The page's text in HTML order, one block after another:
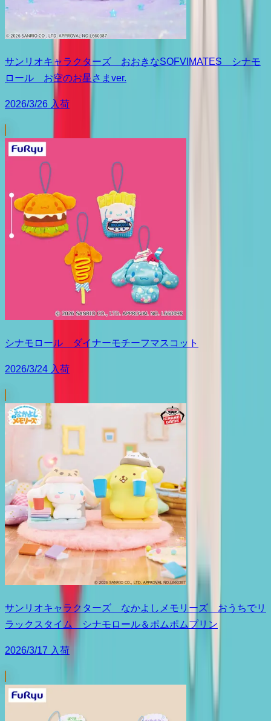
サンリオキャラクターズ おおきなSOFVIMATES シナモ
ロール お空のお星さまver.
2026/3/26 入荷
シナモロール ダイナーモチーフマスコット
2026/3/24 入荷
サンリオキャラクターズ なかよしメモリーズ おうちでリ
ラックスタイム シナモロール＆ポムポムプリン
2026/3/17 入荷